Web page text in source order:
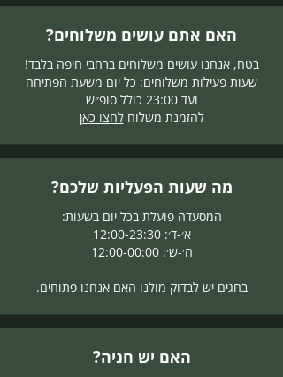
האם אתם עושים משלוחים?
בטח, אנחנו עושים משלוחים ברחבי חיפה בלבד!
שעות פעילות משלוחים: כל יום משעת הפתיחה
ועד 23:00 כולל סופ״ש
להזמנת משלוחלחצו כאן
מה שעות הפעליות שלכם?
המסעדה פועלת בכל יום בשעות:
א׳-ד׳: 12:00-23:30
ה׳-ש׳: 12:00-00:00
בחגים יש לבדוק מולנו האם אנחנו פתוחים.
האם יש חניה?